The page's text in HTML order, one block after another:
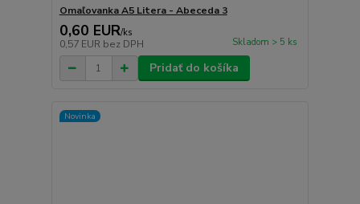
Omaľovanka A5 Litera - Abeceda 3
0,60 EUR/ks
0,57 EUR bez DPH Skladom > 5 ks
Pridať do košíka
Novinka